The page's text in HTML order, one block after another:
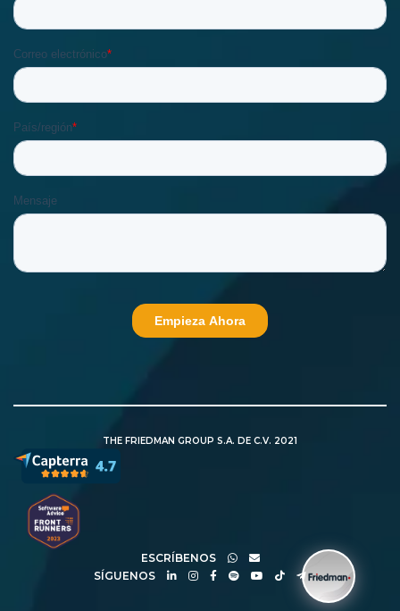
THE FRIEDMAN GROUP S.A. DE C.V. 2021
ESCRÍBENOS
SÍGUENOS